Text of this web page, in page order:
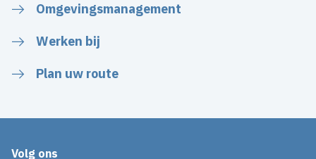
Omgevingsmanagement
Werken bij
Plan uw route
Volg ons